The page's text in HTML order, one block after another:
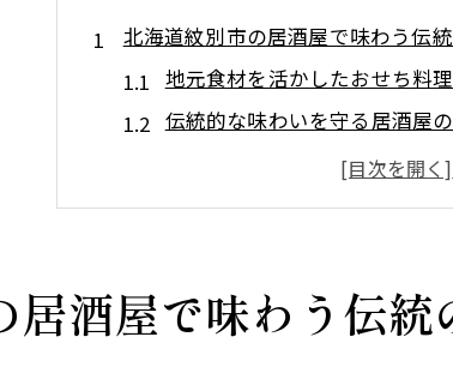
北海道紋別市の居酒屋で味わう伝
地元食材を活かしたおせち料
伝統的な味わいを守る居酒屋
おせち料理が持つ新年のシンボ
居酒屋で感じるおせち料理の
北海道ならではの特別なおせち
居酒屋「和さび」で楽しむ北海道
居酒屋で味わう伝